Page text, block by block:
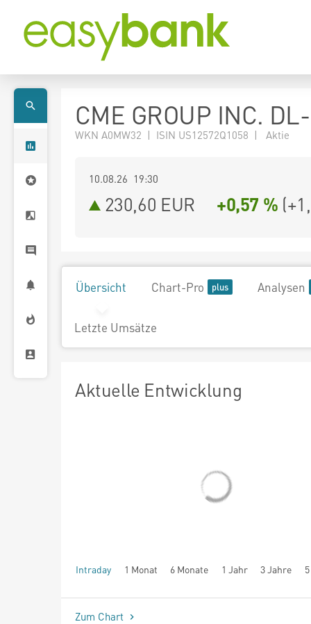
CME GROUP INC.
WKN A0MW32 | ISIN US12572Q1058 | Aktie
10.08.26 19:30
230,60 EUR +0,57 % (
Übersicht Chart-Pro Analysen
Letzte Umsätze
Aktuelle Entwicklung
Intraday 1 Monat 6 Monate 1 Jahr 3 Jahre
seit Beginn
Zum Chart